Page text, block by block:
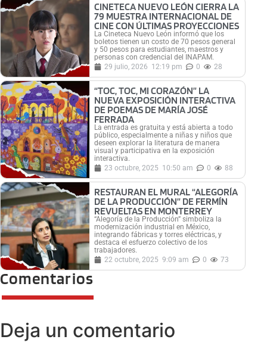
CINETECA NUEVO LEÓN CIERRA LA
79 MUESTRA INTERNACIONAL DE
CINE CON ÚLTIMAS PROYECCIONES
La Cineteca Nuevo León informó que los
boletos tienen un costo de 70 pesos general
y 50 pesos para estudiantes, maestros y
personas con credencial del INAPAM.
29 julio, 2026 12:19 pm 0 28
“TOC, TOC, MI CORAZÓN” LA
NUEVA EXPOSICIÓN INTERACTIVA
DE POEMAS DE MARÍA JOSÉ
FERRADA
La entrada es gratuita y está abierta a todo
público, especialmente a niñas y niños que
deseen explorar la literatura de manera
visual y participativa en la exposición
interactiva.
23 octubre, 2025 10:50 am 0 88
RESTAURAN EL MURAL “ALEGORÍA
DE LA PRODUCCIÓN” DE FERMÍN
REVUELTAS EN MONTERREY
“Alegoría de la Producción” simboliza la
modernización industrial en México,
integrando fábricas y torres eléctricas, y
destaca el esfuerzo colectivo de los
trabajadores.
22 octubre, 2025 9:09 am 0 73
Comentarios
Deja un comentario